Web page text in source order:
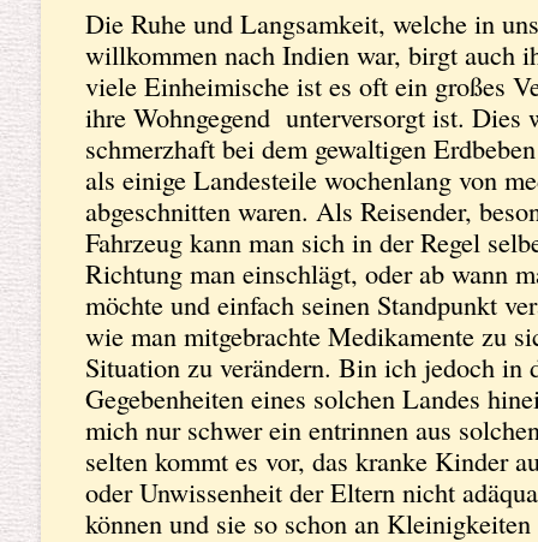
Die Ruhe und Langsamkeit, welche in
willkommen nach Indien war, birgt auch
viele Einheimische ist es oft ein großes
ihre Wohngegend unterversorgt ist. Dies
schmerzhaft bei dem gewaltigen
als einige Landesteile wochenlang von
abgeschnitten waren. Als Reisender,
Fahrzeug kann man sich in der Regel
Richtung man einschlägt, oder ab wann
möchte und einfach seinen Standpunkt
wie man mitgebrachte Medikamente zu
Situation zu verändern. Bin ich jedoch in
Gegebenheiten eines solchen Landes
mich nur schwer ein entrinnen aus
selten kommt es vor, das kranke Kinder
oder Unwissenheit der Eltern nicht
können und sie so schon an Kleinigkeiten
evakuieren und irgendwie trotz Fieber
Schluss mit Abenteuer Wildnis, bevor es
tiefer Griff in die Medizintasche brachte
gepaart mit fiebersenkender Medikation
mit hoher Dosis, wie gewünscht und wir
zu nutzen, um uns auf unsere Bikes zu
Pokhara zu düsen.